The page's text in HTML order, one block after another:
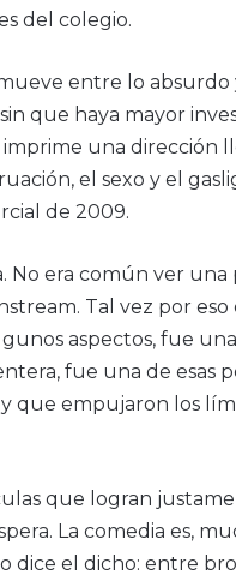
del colegio.
entre lo absurdo
que haya mayor
imprime una
el sexo y el
de 2009.
No era común ver
Tal vez por
aspectos, fue
fue una de esas
que empujaron los
que logran
La comedia es,
dice el dicho: entre